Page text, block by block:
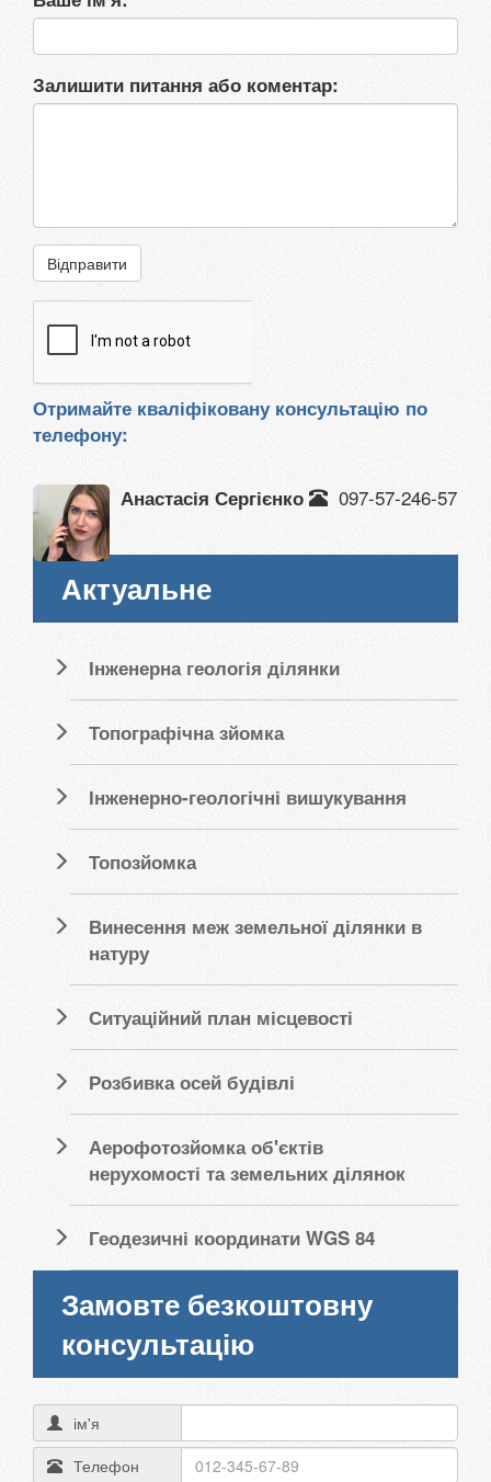
Залишити питання або коментар:
Відправити
Отримайте кваліфіковану консультацію по
телефону:
Анастасія Сергієнко 097-57-246-57
Актуальне
Інженерна геологія ділянки
Топографічна зйомка
Інженерно-геологічні вишукування
Топозйомка
Винесення меж земельної ділянки в
натуру
Ситуаційний план місцевості
Розбивка осей будівлі
Аерофотозйомка об'єктів
нерухомості та земельних ділянок
Геодезичні координати WGS 84
Замовте безкоштовну
консультацію
ім'я
Телефон